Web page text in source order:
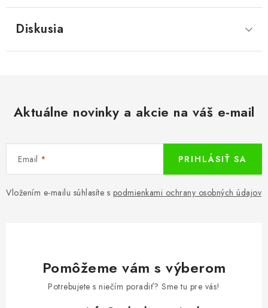
Diskusia
Aktuálne novinky a akcie na váš e-mail
Email
Vložením e-mailu súhlasíte s podmienkami ochrany osobných údajov
PRIHLÁSIŤ SA
Pomôžeme vám s výberom
Potrebujete s niečím poradiť? Sme tu pre vás!